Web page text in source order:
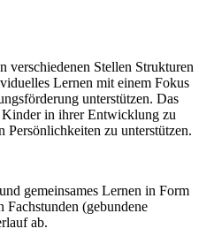
verschiedenen Stellen Strukturen
Lernen mit einem Fokus
unterstützen. Das
Kinder in ihrer Entwicklung zu
zu unterstützen.
gemeinsames Lernen in Form
(gebundene
ab.